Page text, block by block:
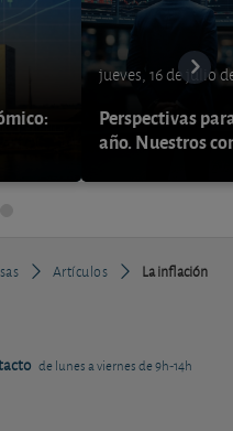
jueves, 16 de julio
Perspectivas
año. Nuestros
Artículos
La inflación
de lunes a viernes de 9h-14h